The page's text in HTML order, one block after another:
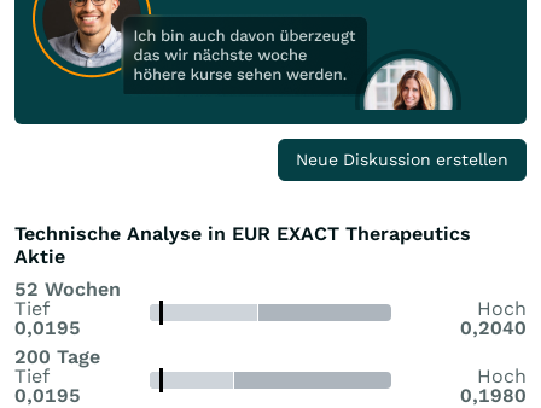
Neue Diskussion erstellen
Technische Analyse in EUR EXACT Therapeutics
Aktie
52 Wochen
Tief
0,0195
Hoch
0,2040
200 Tage
Tief
0,0195
Hoch
0,1980